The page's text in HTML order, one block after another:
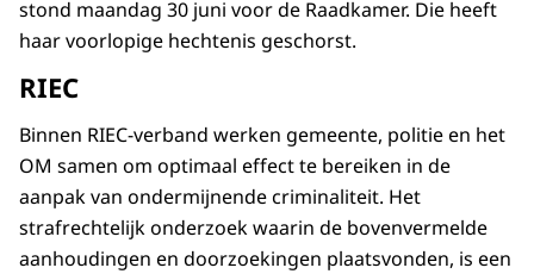
stond maandag 30 juni voor de Raadkamer. Die heeft
haar voorlopige hechtenis geschorst.
RIEC
Binnen RIEC-verband werken gemeente, politie en het
OM samen om optimaal effect te bereiken in de
aanpak van ondermijnende criminaliteit. Het
strafrechtelijk onderzoek waarin de bovenvermelde
aanhoudingen en doorzoekingen plaatsvonden, is een